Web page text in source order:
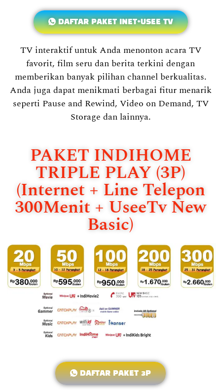
DAFTAR PAKET INET+USEE TV
TV interaktif untuk Anda menonton acara TV
favorit, film seru dan berita terkini dengan
memberikan banyak pilihan channel berkualitas.
Anda juga dapat menikmati berbagai fitur menarik
seperti Pause and Rewind, Video on Demand, TV
Storage dan lainnya.
PAKET INDIHOME
TRIPLE PLAY (3P)
(Internet + Line Telepon
300Menit + UseeTv New
Basic)
DAFTAR PAKET 3P